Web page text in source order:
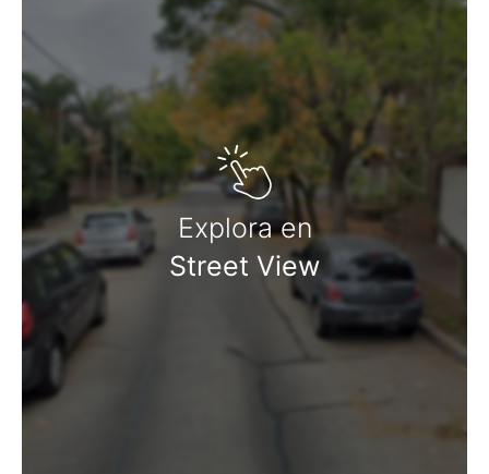
Explora en
Street View